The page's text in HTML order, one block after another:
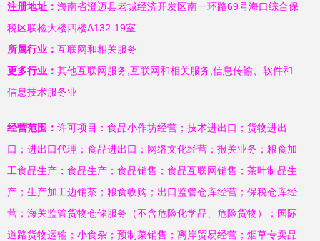
注册地址： 海南省澄迈县老城经济开发区南一环路69号海口综合保
税区联检大楼四楼A132-19室
所属行业： 互联网和相关服务
更多行业： 其他互联网服务,互联网和相关服务,信息传输、软件和
信息技术服务业
经营范围： 许可项目：食品小作坊经营；技术进出口；货物进出
口；进出口代理；食品进出口；网络文化经营；报关业务；粮食加
工食品生产；食品生产；食品销售；食品互联网销售；茶叶制品生
产；生产加工边销茶；粮食收购；出口监管仓库经营；保税仓库经
营；海关监管货物仓储服务（不含危险化学品、危险货物）；国际
道路货物运输；小食杂；预制菜销售；离岸贸易经营；烟草专卖品